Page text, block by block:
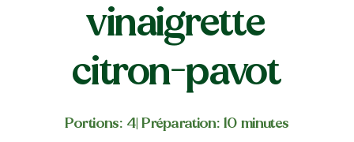
vinaigrette
citron-pavot
Portions: 4 | Préparation: 10 minutes